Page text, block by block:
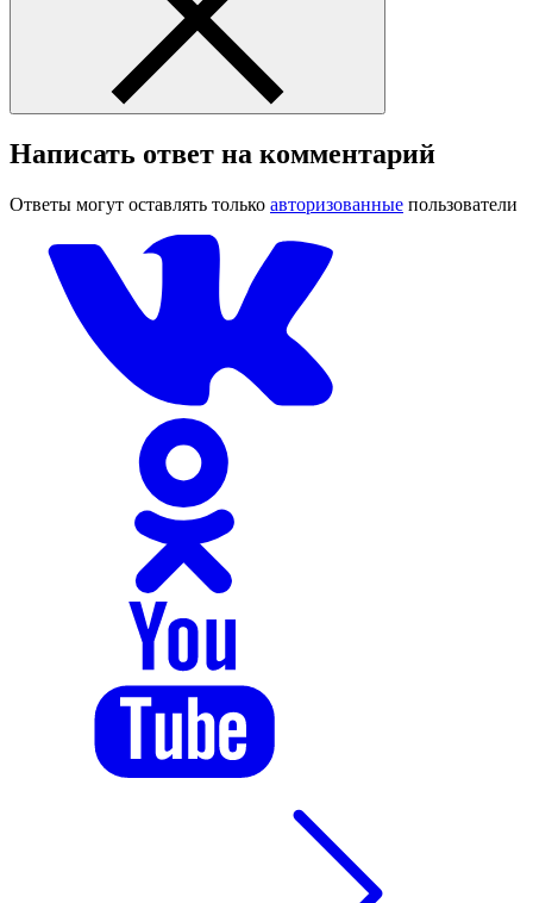
Написать ответ на комментарий
Ответы могут оставлять только авторизованные пользователи